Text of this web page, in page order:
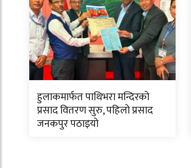
हुलाकमार्फत पाथिभरा मन्दिरको
प्रसाद वितरण सुरु, पहिलो प्रसाद
जनकपुर पठाइयो